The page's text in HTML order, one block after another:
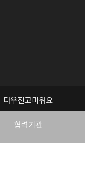
다우진고마워요
협력기관